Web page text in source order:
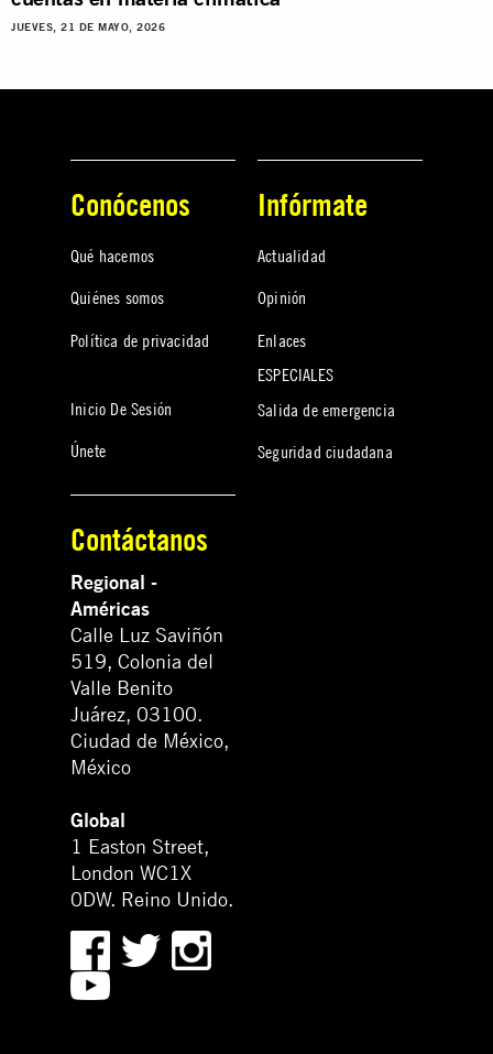
JUEVES, 21 DE MAYO, 2026
Conócenos
Qué hacemos
Quiénes somos
Política de privacidad
Inicio De Sesión
Únete
Infórmate
Actualidad
Opinión
Enlaces
ESPECIALES
Salida de emergencia
Seguridad ciudadana
Contáctanos
Regional -
Américas
Calle Luz Saviñón
519, Colonia del
Valle Benito
Juárez, 03100.
Ciudad de México,
México
Global
1 Easton Street,
London WC1X
0DW. Reino Unido.